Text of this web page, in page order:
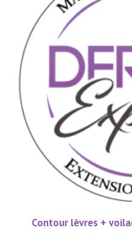
Contour lèvres +